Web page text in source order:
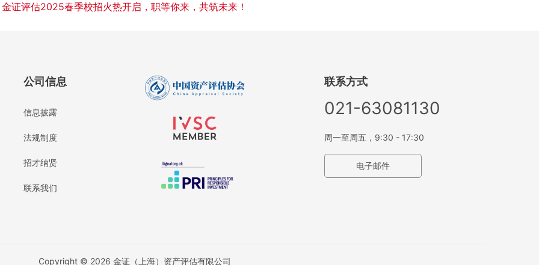
金证评估2025春季校招火热开启，职等你来，共筑未来！
公司信息
信息披露
法规制度
招才纳贤
联系我们
联系方式
021-63081130
周一至周五，9:30 - 17:30
电子邮件
Copyright © 2026 金证（上海）资产评估有限公司